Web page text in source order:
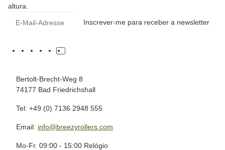
altura.
Inscrever-me para receber a newsletter
Bertolt-Brecht-Weg 8
74177 Bad Friedrichshall
Tel: +49 (0) 7136 2948 555
Email: info@breezyrollers.com
Mo-Fr. 09:00 - 15:00 Relógio